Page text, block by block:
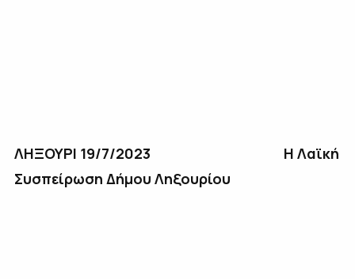
ΛΗΞΟΥΡΙ 19/7/2023 Η Λαϊκή
Συσπείρωση Δήμου Ληξουρίου